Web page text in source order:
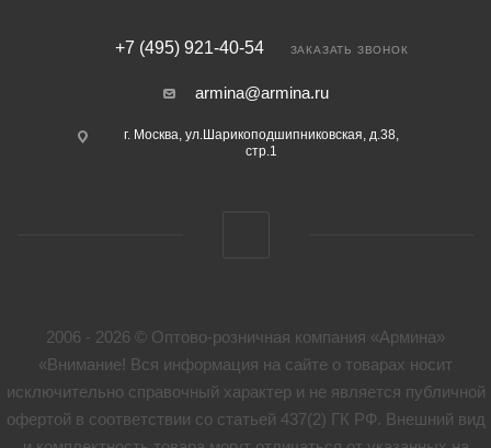
+7 (495) 921-40-54 ЗАКАЗАТЬ ЗВОНОК
armina@armina.ru
г. Москва, ул.Шарикоподшипниковская, д.38,
стр.1
2006 - 2026 © Оптово-розничная компания «Армина»
«Внимание! Вся информация на сайте о товарах носит
исключительно справочный характер и не является публичной
офертой в соответствии со статьей 437(2) ГК РФ. Внешний вид